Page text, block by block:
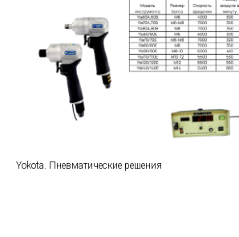
Yokota. Пневматические решения